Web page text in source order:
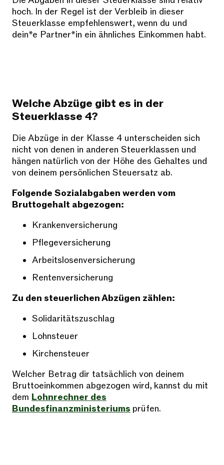
hoch. In der Regel ist der Verbleib in dieser
Steuerklasse empfehlenswert, wenn du und
dein*e Partner*in ein ähnliches Einkommen habt.
Welche Abzüge gibt es in der
Steuerklasse 4?
Die Abzüge in der Klasse 4 unterscheiden sich
nicht von denen in anderen Steuerklassen und
hängen natürlich von der Höhe des Gehaltes und
von deinem persönlichen Steuersatz ab.
Folgende Sozialabgaben werden vom
Bruttogehalt abgezogen:
Krankenversicherung
Pflegeversicherung
Arbeitslosenversicherung
Rentenversicherung
Zu den steuerlichen Abzügen zählen:
Solidaritätszuschlag
Lohnsteuer
Kirchensteuer
Welcher Betrag dir tatsächlich von deinem
Bruttoeinkommen abgezogen wird, kannst du mit
dem Lohnrechner des
Bundesfinanzministeriums prüfen.